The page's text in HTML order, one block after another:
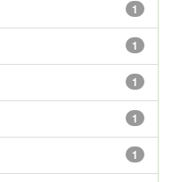
1
1
1
1
1